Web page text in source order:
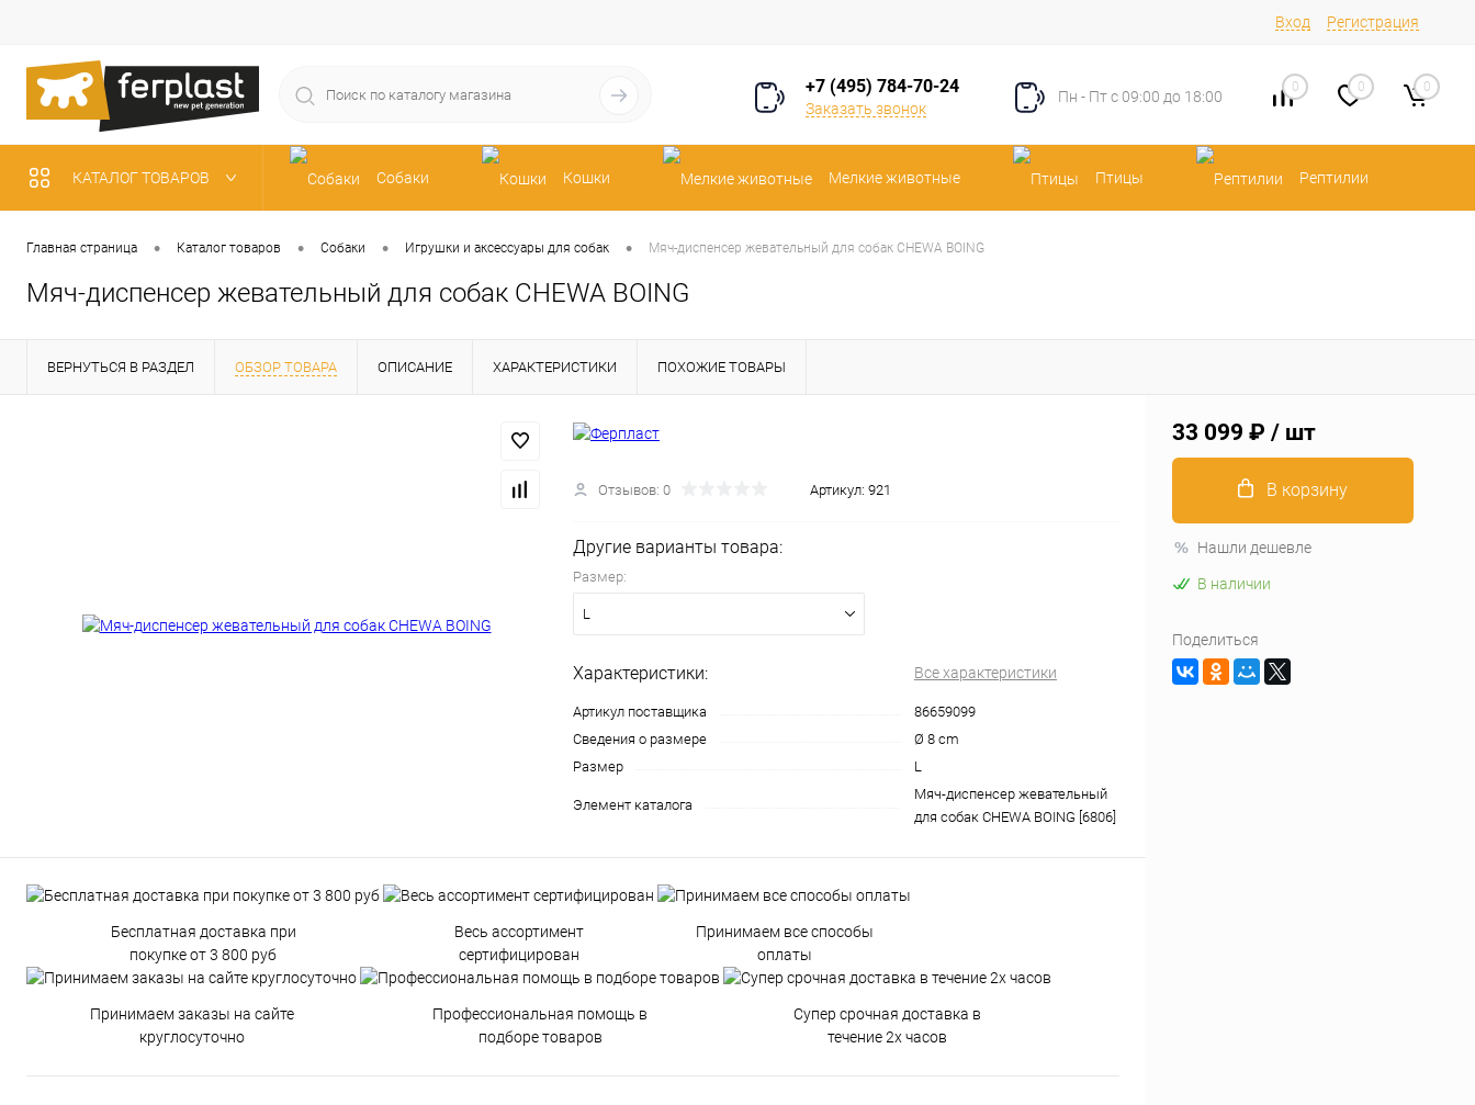
Вход Регистрация
+7 (495) 784-70-24
Заказать звонок
Пн - Пт с 09:00 до 18:00
0 0 0
КАТАЛОГ ТОВАРОВ Собаки Кошки Мелкие животные Птицы Рептилии
Рыбки
Главная страница • Каталог товаров • Собаки • Игрушки и аксессуары для собак • Мяч-диспенсер жевательный для собак CHEWA BOING
Мяч-диспенсер жевательный для собак CHEWA BOING
ВЕРНУТЬСЯ В РАЗДЕЛ ОБЗОР ТОВАРА ОПИСАНИЕ ХАРАКТЕРИСТИКИ ПОХОЖИЕ ТОВАРЫ
Отзывов: 0 Артикул: 921
Другие варианты товара:
Размер:
L
Характеристики: Все характеристики
Артикул поставщика
86659099
Сведения о размере
Ø 8 cm
Размер
L
Элемент каталога
Мяч-диспенсер жевательный
для собак CHEWA BOING [6806]
Бесплатная доставка при
покупке от 3 800 руб
Весь ассортимент
сертифицирован
Принимаем все способы
оплаты
Принимаем заказы на сайте
круглосуточно
Профессиональная помощь в
подборе товаров
Супер срочная доставка в
течение 2х часов
33 099 ₽ / шт
В корзину
Нашли дешевле
В наличии
Поделиться